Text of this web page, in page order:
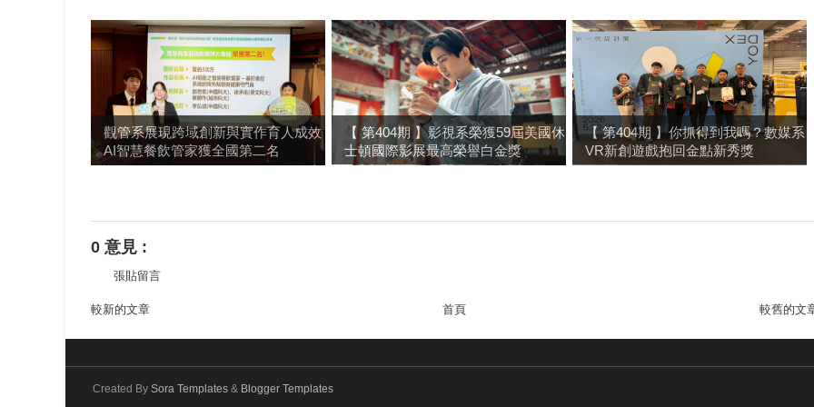
觀管系展現跨域創新與實作育人成效
AI智慧餐飲管家獲全國第二名
【 第404期 】影視系榮獲59屆美國休
士頓國際影展最高榮譽白金獎
【 第404期 】你抓得到我嗎？數媒系
VR新創遊戲抱回金點新秀獎
0 意見 :
張貼留言
較新的文章 較舊的文
首頁
Created By Sora Templates & Blogger Templates